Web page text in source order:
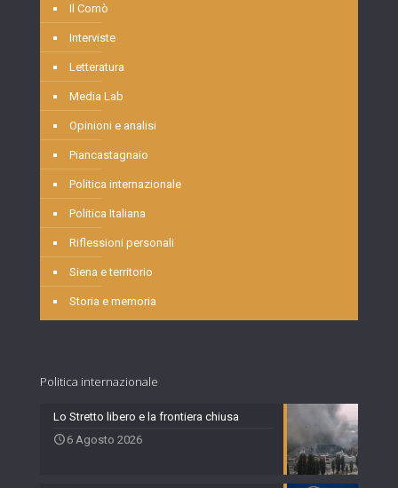
Il Comò
Interviste
Letteratura
Media Lab
Opinioni e analisi
Piancastagnaio
Politica internazionale
Politica Italiana
Riflessioni personali
Siena e territorio
Storia e memoria
Politica internazionale
Lo Stretto libero e la frontiera chiusa
6 Agosto 2026